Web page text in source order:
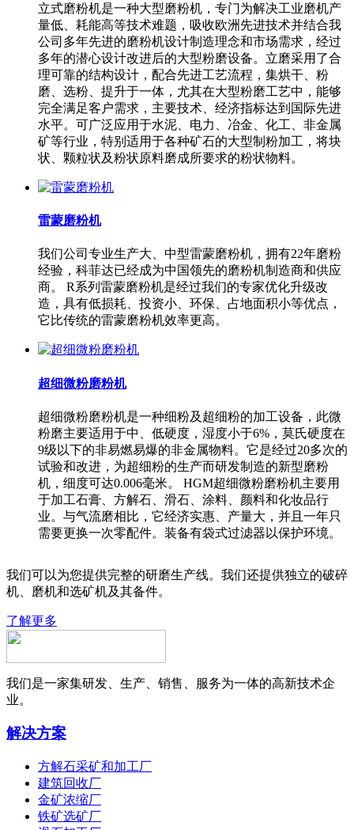
立式磨粉机是一种大型磨粉机，专门为解决工业磨机产
量低、耗能高等技术难题，吸收欧洲先进技术并结合我
公司多年先进的磨粉机设计制造理念和市场需求，经过
多年的潜心设计改进后的大型粉磨设备。立磨采用了合
理可靠的结构设计，配合先进工艺流程，集烘干、粉
磨、选粉、提升于一体，尤其在大型粉磨工艺中，能够
完全满足客户需求，主要技术、经济指标达到国际先进
水平。可广泛应用于水泥、电力、冶金、化工、非金属
矿等行业，特别适用于各种矿石的大型制粉加工，将块
状、颗粒状及粉状原料磨成所要求的粉状物料。
雷蒙磨粉机
我们公司专业生产大、中型雷蒙磨粉机，拥有22年磨粉
经验，科菲达已经成为中国领先的磨粉机制造商和供应
商。 R系列雷蒙磨粉机是经过我们的专家优化升级改
造，具有低损耗、投资小、环保、占地面积小等优点，
它比传统的雷蒙磨粉机效率更高。
超细微粉磨粉机
超细微粉磨粉机是一种细粉及超细粉的加工设备，此微
粉磨主要适用于中、低硬度，湿度小于6%，莫氏硬度在
9级以下的非易燃易爆的非金属物料。它是经过20多次的
试验和改进，为超细粉的生产而研发制造的新型磨粉
机，细度可达0.006毫米。 HGM超细微粉磨粉机主要用
于加工石膏、方解石、滑石、涂料、颜料和化妆品行
业。与气流磨相比，它经济实惠、产量大，并且一年只
需要更换一次零配件。装备有袋式过滤器以保护环境。
我们可以为您提供完整的研磨生产线。我们还提供独立的破碎
机、磨机和选矿机及其备件。
了解更多
我们是一家集研发、生产、销售、服务为一体的高新技术企
业。
解决方案
方解石采矿和加工厂
建筑回收厂
金矿浓缩厂
铁矿选矿厂